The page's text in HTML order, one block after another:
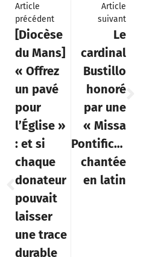
Article
précédent
[Diocèse
du Mans]
« Offrez
un pavé
pour
l’Église »
: et si
chaque
donateur
pouvait
laisser
une trace
durable
Article
suivant
Le
cardinal
Bustillo
honoré
par une
« Missa
Pontificalis »
chantée
en latin